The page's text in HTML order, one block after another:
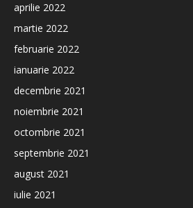
aprilie 2022
martie 2022
februarie 2022
ianuarie 2022
decembrie 2021
noiembrie 2021
octombrie 2021
septembrie 2021
august 2021
iulie 2021